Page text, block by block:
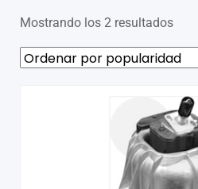
Mostrando los 2 resultados